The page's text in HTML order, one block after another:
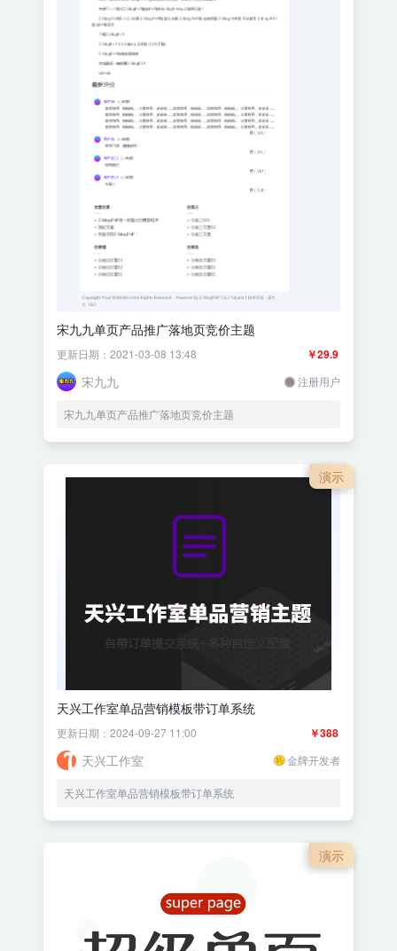
宋九九单页产品推广落地页竞价主题
￥29.9
更新日期：2021-03-08 13:48
宋九九 注册用户
宋九九单页产品推广落地页竞价主题
演示
天兴工作室单品营销模板带订单系统
￥388
更新日期：2024-09-27 11:00
天兴工作室 金牌开发者
天兴工作室单品营销模板带订单系统
演示